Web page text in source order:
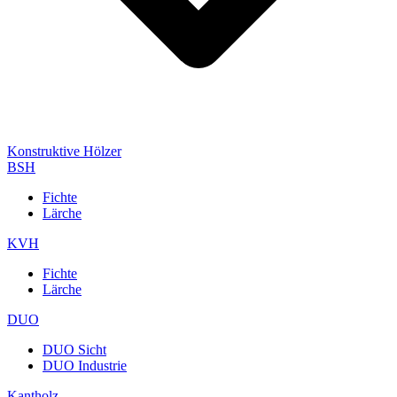
Konstruktive Hölzer
BSH
Fichte
Lärche
KVH
Fichte
Lärche
DUO
DUO Sicht
DUO Industrie